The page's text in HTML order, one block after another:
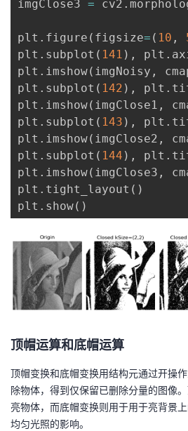
imgClose3 = cv2 .
plt . figure ( figsize= ( 10 ,
plt . subplot ( 141 ) , plt .
plt . imshow( imgNoisy ,
plt . subplot ( 142 ) , plt .
plt . imshow( imgClose1 ,
plt . subplot ( 143 ) , plt .
plt . imshow( imgClose2 ,
plt . subplot ( 144 ) , plt .
plt . imshow( imgClose3 ,
plt . tight_layout ( )
plt . show( )
顶帽运算和底帽运算
顶帽变换和底帽变换用结构元通过开操
除物体，得到仅保留已删除分量的图像
亮物体，而底帽变换则用于用于亮背景
均匀光照的影响。